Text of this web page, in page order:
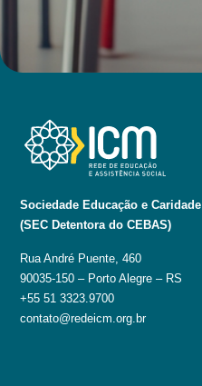
Sociedade Educação e Caridade
(SEC Detentora do CEBAS)
Rua André Puente, 460
90035-150 – Porto Alegre – RS
+55 51 3323.9700
contato@redeicm.org.br